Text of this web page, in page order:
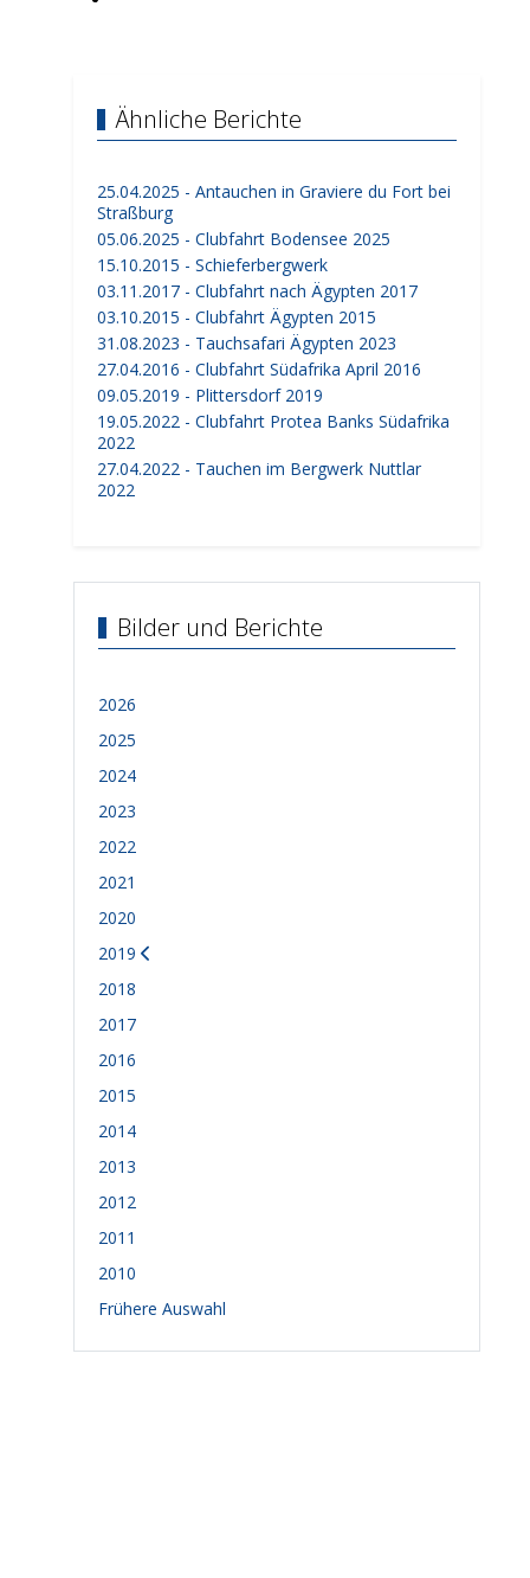
Ähnliche Berichte
25.04.2025 - Antauchen in Graviere du Fort bei
Straßburg
05.06.2025 - Clubfahrt Bodensee 2025
15.10.2015 - Schieferbergwerk
03.11.2017 - Clubfahrt nach Ägypten 2017
03.10.2015 - Clubfahrt Ägypten 2015
31.08.2023 - Tauchsafari Ägypten 2023
27.04.2016 - Clubfahrt Südafrika April 2016
09.05.2019 - Plittersdorf 2019
19.05.2022 - Clubfahrt Protea Banks Südafrika
2022
27.04.2022 - Tauchen im Bergwerk Nuttlar
2022
Bilder und Berichte
2026
2025
2024
2023
2022
2021
2020
2019
2018
2017
2016
2015
2014
2013
2012
2011
2010
Frühere Auswahl